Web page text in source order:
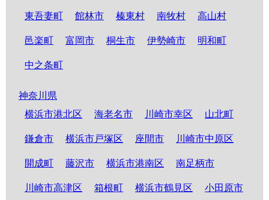
東吾妻町 館林市 榛東村 南牧村 高山村
邑楽町 富岡市 桐生市 伊勢崎市 明和町
中之条町
神奈川県
横浜市港北区
海老名市 川崎市幸区 山北町
鎌倉市 横浜市戸塚区 座間市 川崎市中原区
開成町 藤沢市 横浜市港南区 南足柄市
川崎市高津区 箱根町 横浜市鶴見区 小田原市